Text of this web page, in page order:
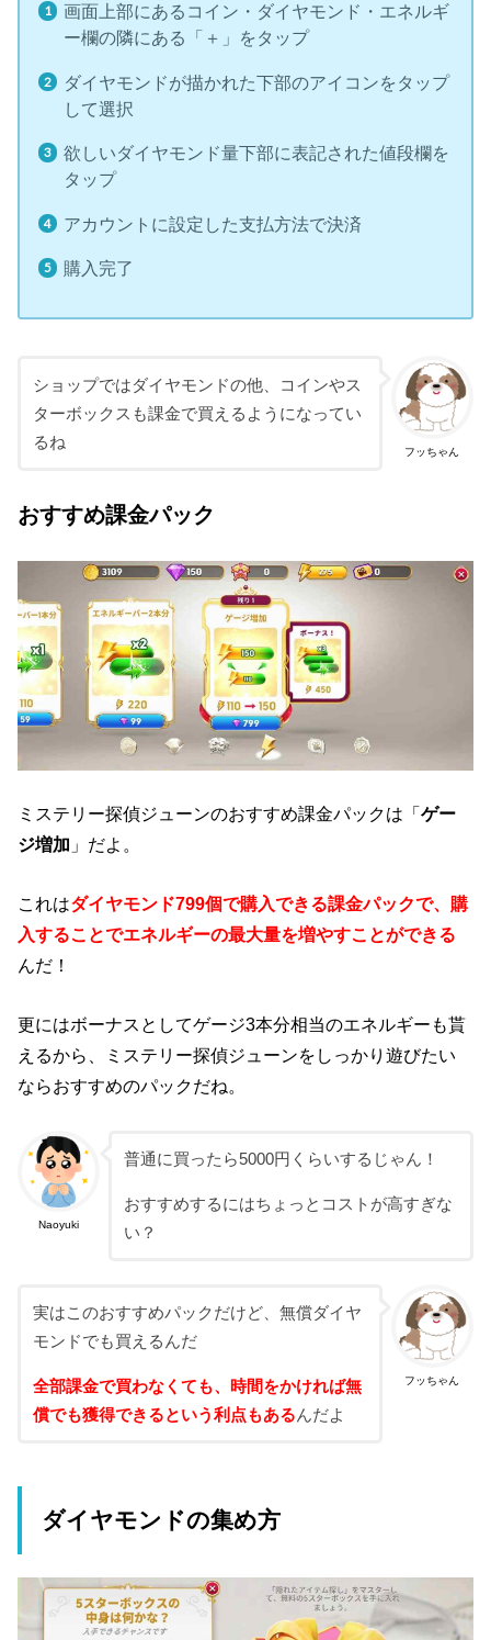
画面上部にあるコイン・ダイヤモンド・エネルギ
ー欄の隣にある「＋」をタップ
ダイヤモンドが描かれた下部のアイコンをタップ
して選択
欲しいダイヤモンド量下部に表記された値段欄を
タップ
アカウントに設定した支払方法で決済
購入完了
フッちゃん
ショップではダイヤモンドの他、コインやス
ターボックスも課金で買えるようになってい
るね
おすすめ課金パック
ミステリー探偵ジューンのおすすめ課金パックは「ゲー
ジ増加 」だよ。
これはダイヤモンド799個で購入できる課金パックで、購
入することでエネルギーの最大量を増やすことができる
んだ！
更にはボーナスとしてゲージ3本分相当のエネルギーも貰
えるから、ミステリー探偵ジューンをしっかり遊びたい
ならおすすめのパックだね。
Naoyuki
普通に買ったら5000円くらいするじゃん！
おすすめするにはちょっとコストが高すぎな
い？
フッちゃん
実はこのおすすめパックだけど、無償ダイヤ
モンドでも買えるんだ
全部課金で買わなくても、時間をかければ無
償でも獲得できるという利点もあるんだよ
ダイヤモンドの集め方